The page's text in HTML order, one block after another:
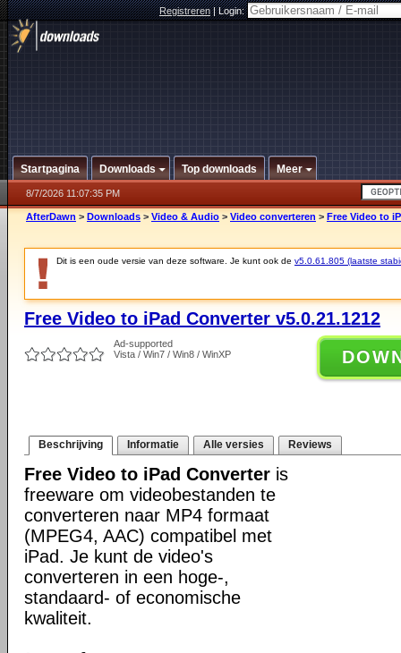
Registreren|Login:
Startpagina Downloads Top downloads Meer
8/7/2026 11:07:35 PM
AfterDawn > Downloads > Video & Audio > Video converteren > Free Video to
Dit is een oude versie van deze software. Je kunt ook de v5.0.61.805 (laatste
Free Video to iPad Converter v5.0.21.1212
Ad-supported
Vista / Win7 / Win8 / WinXP
Beschrijving Informatie Alle versies Reviews
Free Video to iPad Converter is
freeware om videobestanden te
converteren naar MP4 formaat
(MPEG4, AAC) compatibel met
iPad. Je kunt de video's
converteren in een hoge-,
standaard- of economische
kwaliteit.